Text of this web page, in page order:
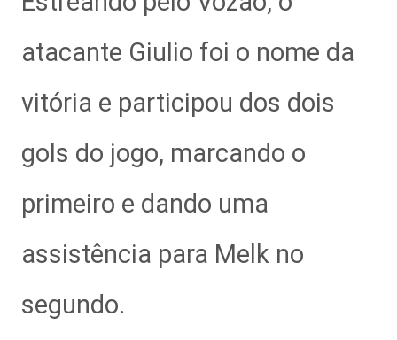
atacante Giulio foi o nome da
vitória e participou dos dois
gols do jogo, marcando o
primeiro e dando uma
assistência para Melk no
segundo.